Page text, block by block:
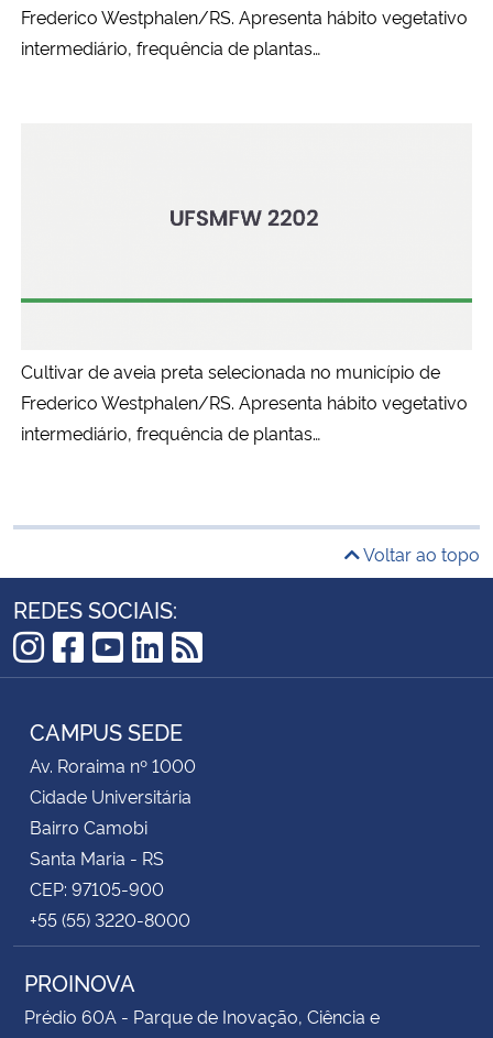
Frederico Westphalen/RS. Apresenta hábito vegetativo
intermediário, frequência de plantas…
Cultivar de aveia preta selecionada no município de
Frederico Westphalen/RS. Apresenta hábito vegetativo
intermediário, frequência de plantas…
Voltar ao topo
REDES SOCIAIS:
Instagram
Facebook
YouTube
LinkedIn
RSS
CAMPUS SEDE
Av. Roraima nº 1000
Cidade Universitária
Bairro Camobi
Santa Maria - RS
CEP: 97105-900
+55 (55) 3220-8000
PROINOVA
Prédio 60A - Parque de Inovação, Ciência e